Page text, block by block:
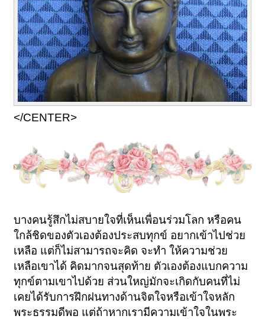
</CENTER>
บางคนรู้สึกไม่สบายใจที่เห็นเพื่อนร่วมโลก หรือคน
ใกล้ชิดของตัวเองต้องประสบทุกข์ อยากเข้าไปช่วย
เหลือ แต่ก็ไม่สามารถจะคิด จะทำ ให้ความช่วย
เหลือเขาได้ คิดมากจนสุดท้าย ตัวเองต้องแบกความ
ทุกข์ตามเขาไปด้วย ส่วนใหญ่มักจะเกิดกับคนที่ไม่
เคยได้รับการฝึกฝนทางด้านจิตใจหรือเข้าใจหลัก
พระธรรมดีพอ แต่ถ้าหากเรามีความเข้าใจในพระ